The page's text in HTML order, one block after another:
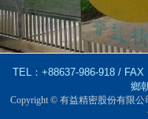
TEL：+88637-986-918 /
鄉
Copyright © 有益精密股份有限公